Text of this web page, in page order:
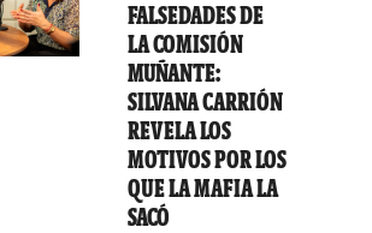
FALSEDADES DE
LA COMISIÓN
MUÑANTE:
SILVANA CARRIÓN
REVELA LOS
MOTIVOS POR LOS
QUE LA MAFIA LA
SACÓ